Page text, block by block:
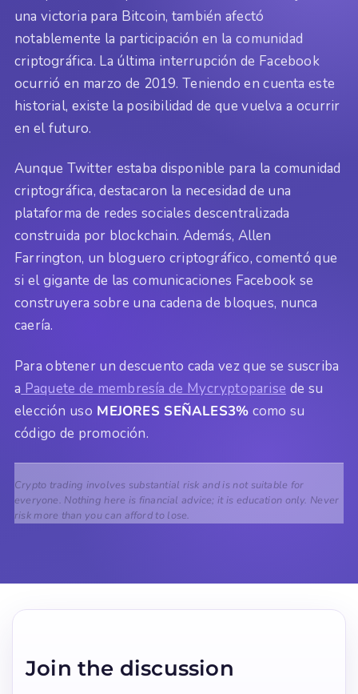
una victoria para Bitcoin, también afectó
notablemente la participación en la comunidad
criptográfica. La última interrupción de Facebook
ocurrió en marzo de 2019. Teniendo en cuenta este
historial, existe la posibilidad de que vuelva a ocurrir
en el futuro.
Aunque Twitter estaba disponible para la comunidad
criptográfica, destacaron la necesidad de una
plataforma de redes sociales descentralizada
construida por blockchain. Además, Allen
Farrington, un bloguero criptográfico, comentó que
si el gigante de las comunicaciones Facebook se
construyera sobre una cadena de bloques, nunca
caería.
Para obtener un descuento cada vez que se suscriba
a Paquete de membresía de Mycryptoparise de su
elección uso MEJORES SEÑALES3% como su
código de promoción.
Crypto trading involves substantial risk and is not suitable for
everyone. Nothing here is financial advice; it is education only. Never
risk more than you can afford to lose.
Join the discussion